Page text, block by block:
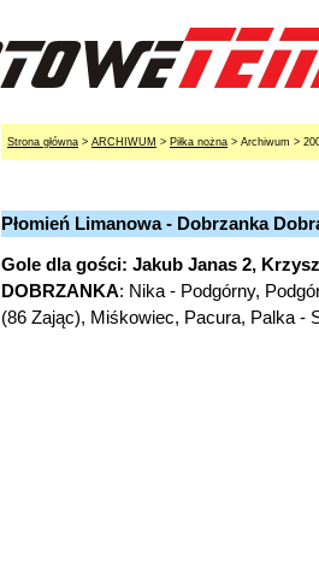
Strona główna > ARCHIWUM > Piłka nożna > Archiwum >
Płomień Limanowa - Dobrzanka
Gole dla gości: Jakub Janas 2,
DOBRZANKA: Nika - Podgórny,
(86 Zając), Miśkowiec, Pacura, Palka -